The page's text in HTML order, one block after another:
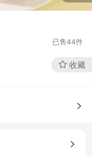
已售44件
收藏